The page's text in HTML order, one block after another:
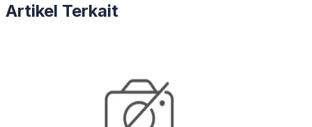
Artikel Terkait